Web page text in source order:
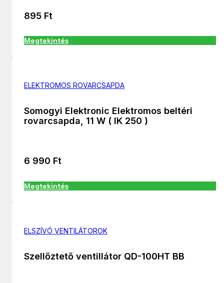
895 Ft
Megtekintés
ELEKTROMOS ROVARCSAPDA
Somogyi Elektronic Elektromos beltéri
rovarcsapda, 11 W ( IK 250 )
6 990 Ft
Megtekintés
ELSZÍVÓ VENTILÁTOROK
Szellőztető ventillátor QD-100HT BB